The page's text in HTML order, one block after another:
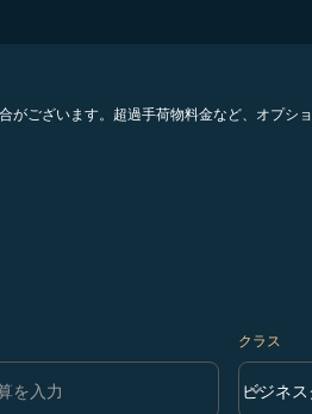
ございます。超過手荷物料金など、オプシ
クラス
クラス
ビジネ
keyboard_arrow_down